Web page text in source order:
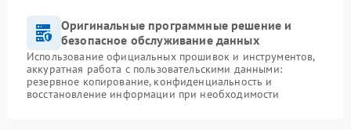
Оригинальные программные решение и
безопасное обслуживание данных
Использование официальных прошивок и инструментов,
аккуратная работа с пользовательскими данными:
резервное копирование, конфиденциальность и
восстановление информации при необходимости